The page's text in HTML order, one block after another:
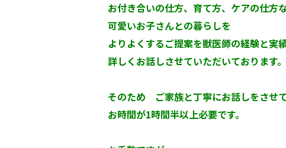
お付き合いの仕方、育て方、ケアの仕方
可愛いお子さんとの暮らしを
よりよくするご提案を獣医師の経験と実
詳しくお話しさせていただいております。
そのため ご家族と丁寧にお話しをさせ
お時間が1時間半以上必要です。